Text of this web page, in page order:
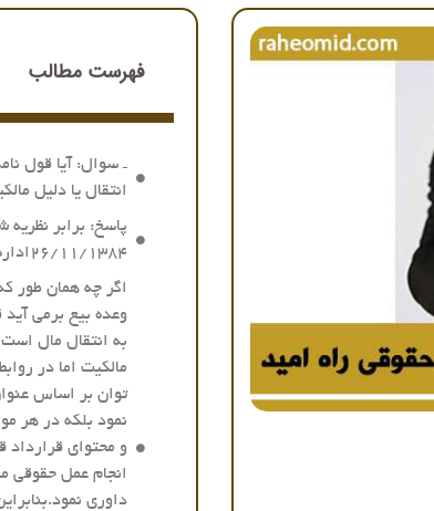
فهرست مطالب
ـ سوال: آیا قول
انتقال یا دلیل
۲۶/۱۱/۱۳۸۴اداره کل حقوقی قوه قضائیه
اگر چه همان طور
وعده بیع برمی آید
به انتقال مال
مالکیت اما در
توان بر اساس
نمود بلکه در هر
و محتوای
انجام عمل
داوری